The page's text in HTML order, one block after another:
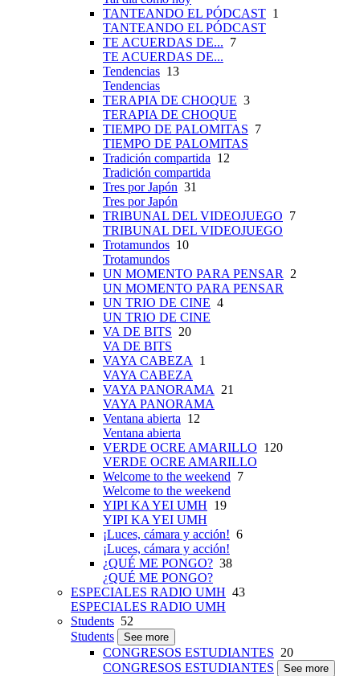
TANTEANDO EL PÓDCAST 1
TANTEANDO EL PÓDCAST
TE ACUERDAS DE... 7
TE ACUERDAS DE...
Tendencias 13
Tendencias
TERAPIA DE CHOQUE 3
TERAPIA DE CHOQUE
TIEMPO DE PALOMITAS 7
TIEMPO DE PALOMITAS
Tradición compartida 12
Tradición compartida
Tres por Japón 31
Tres por Japón
TRIBUNAL DEL VIDEOJUEGO 7
TRIBUNAL DEL VIDEOJUEGO
Trotamundos 10
Trotamundos
UN MOMENTO PARA PENSAR
2
UN MOMENTO PARA PENSAR
UN TRIO DE CINE 4
UN TRIO DE CINE
VA DE BITS 20
VA DE BITS
VAYA CABEZA
1
VAYA CABEZA
VAYA PANORAMA
21
VAYA PANORAMA
Ventana abierta 12
Ventana abierta
VERDE OCRE AMARILLO 120
VERDE OCRE AMARILLO
Welcome to the weekend 7
Welcome to the weekend
YIPI KA YEI UMH 19
YIPI KA YEI UMH
¡Luces, cámara y acción! 6
¡Luces, cámara y acción!
¿QUÉ ME PONGO? 38
¿QUÉ ME PONGO?
ESPECIALES RADIO UMH 43
ESPECIALES RADIO UMH
Students 52
Students
See more
CONGRESOS ESTUDIANTES 20
CONGRESOS ESTUDIANTES
See more